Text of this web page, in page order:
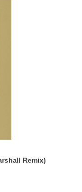
Remix)